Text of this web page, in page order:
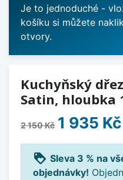
Je to jednoduché -
košíku si můžete
otvory.
Kuchyňský
Satin, hloubka
2 150 Kč 1 935 Kč
loyalty Sleva 3 % na
objednávky!